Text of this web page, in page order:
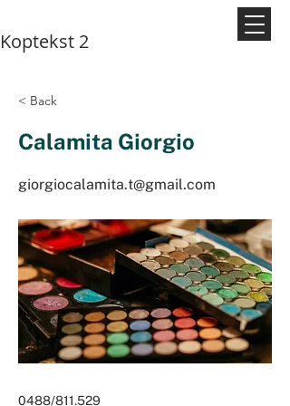
Koptekst 2
< Back
Calamita Giorgio
giorgiocalamita.t@gmail.com
0488/811.529